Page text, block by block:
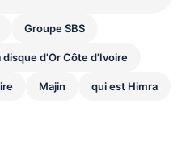
Groupe SBS
disque d'Or Côte d'Ivoire
Majin qui est Himra